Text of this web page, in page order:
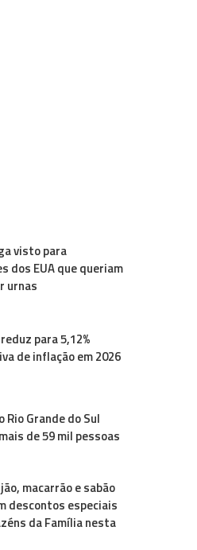
visto para
dos EUA que queriam
urnas
para 5,12%
de inflação em 2026
Rio Grande do Sul
de 59 mil pessoas
macarrão e sabão
descontos especiais
da Família nesta